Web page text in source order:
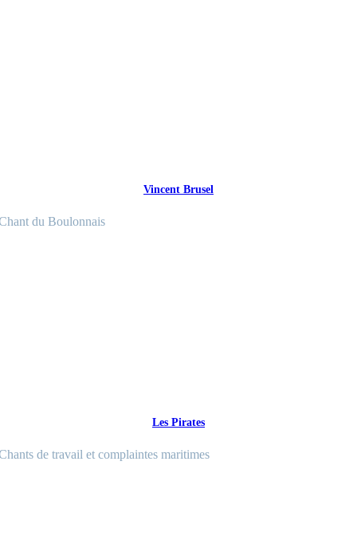
Vincent Brusel
du Boulonnais
Les Pirates
de travail et complaintes maritimes